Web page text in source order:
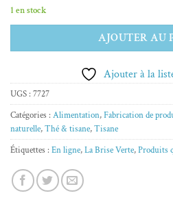
1 en stock
AJOUTER AU
Ajouter à la
UGS : 7727
Catégories : Alimentation,Fabrication de
naturelle,Thé & tisane,Tisane
Étiquettes : En ligne,La Brise Verte,Produits